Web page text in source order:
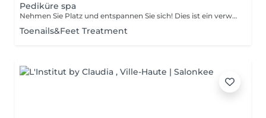
Pediküre spa
Nehmen Sie Platz und entspannen Sie sich! Dies ist ein verwöhnendes Fußpflegeerlebnis, das in der Regel die Fußexfoliation mit einem Fußpeeling und einer Kombination aus feuchtigkeitsspendenden Produkten umfasst. Unsere Meisterinnen führen eine Edged-Pediküre durch. Wie wird eine Pediküre SPA durchgeführt? - die Füße werden gereinigt und eingeweicht - die Nägel werden geschnitten, die Nagelplatte wird geformt und gefeilt - die Füße werden in Wasser eingetaucht - ein Peeling wird auf die Füße aufgetragen - eine Maske wird aufgetragen - die Nagelhaut und seitlichen Rillen werden korrigiert - die Fersen werden gereinigt - nagelhautöl und Fußcreme werden aufgetragen Altersbeschränkungen: empfohlen ab 14 Jahren. Empfehlungen nach dem Eingriff: es gibt keine speziellen Empfehlungen nach diesem Verfahren. Frequenz: einmal in 3-4 Wochen.
Toenails&Feet Treatment